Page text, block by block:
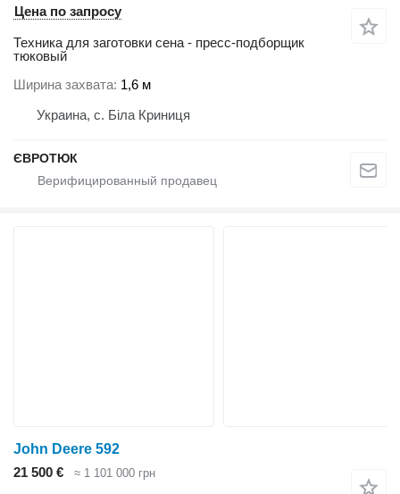
Цена по запросу
Техника для заготовки сена - пресс-подборщик
тюковый
Ширина захвата 1,6 м
Украина, с. Біла Криниця
ЄВРОТЮК
John Deere 592
21 500 €
≈ 1 101 000 грн